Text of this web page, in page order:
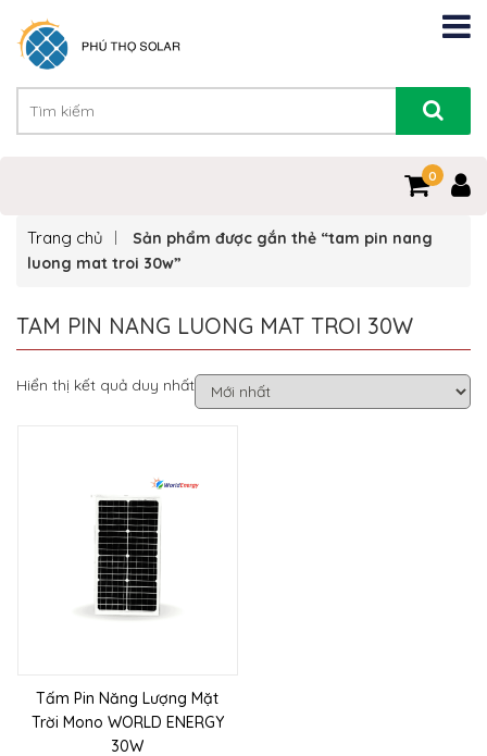
0
Trang chủ
Sản phẩm được gắn thẻ “tam pin nang
luong mat troi 30w”
TAM PIN NANG LUONG MAT TROI 30W
Hiển thị kết quả duy nhất
Tấm Pin Năng Lượng Mặt
Trời Mono WORLD ENERGY
30W